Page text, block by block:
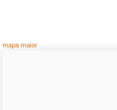
mapa maior